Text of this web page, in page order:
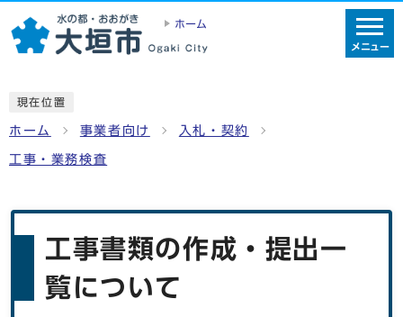
ホーム
メニュー
現在位置
ホーム 事業者向け 入札・契約
工事・業務検査
工事書類の作成・提出一
覧について